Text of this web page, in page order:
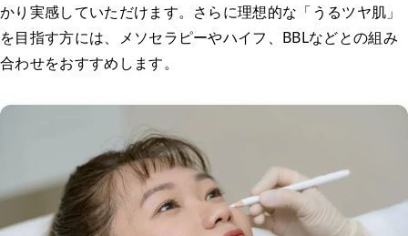
かり実感していただけます。さらに理想的な「うるツヤ肌」
を目指す方には、メソセラピーやハイフ、BBLなどとの組み
合わせをおすすめします。